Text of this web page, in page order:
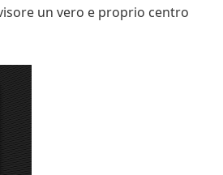
un vero e proprio centro